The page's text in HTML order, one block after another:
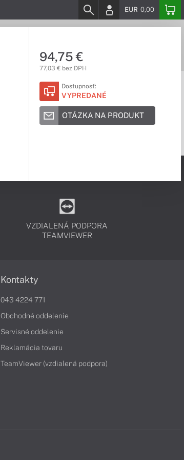
EUR 0,00
94,75 €
77,03 € bez DPH
Dostupnosť:
VYPREDANÉ
OTÁZKA NA PRODUKT
VZDIALENÁ PODPORA
TEAMVIEWER
Kontakty
043 4224 771
Obchodné oddelenie
Servisné oddelenie
Reklamácia tovaru
TeamViewer (vzdialená podpora)